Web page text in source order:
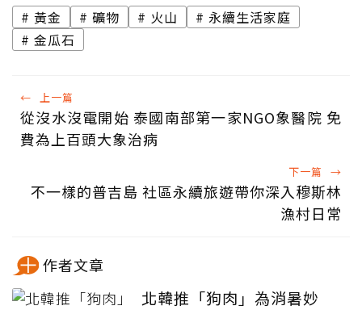
黃金 礦物 火山
永續生活家庭
金瓜石
← 上一篇
從沒水沒電開始 泰國南部第一家NGO象醫院 免
費為上百頭大象治病
下一篇 →
不一樣的普吉島 社區永續旅遊帶你深入穆斯林
漁村日常
作者文章
北韓推「狗肉」為消暑妙